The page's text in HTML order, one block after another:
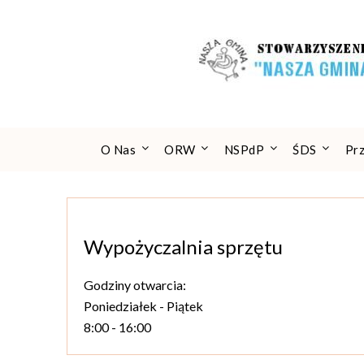
O Nas ORW NSPdP ŚDS
Wypożyczalnia sprzętu
Godziny otwarcia:
Poniedziałek - Piątek
8:00 - 16:00